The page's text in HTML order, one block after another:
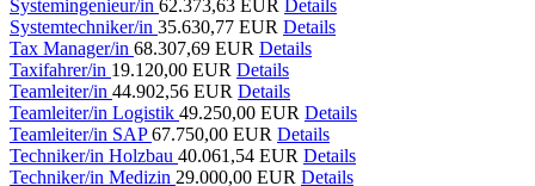
Systemingenieur/in 62.373,63 EUR Details
Systemtechniker/in 35.630,77 EUR Details
Tax Manager/in 68.307,69 EUR Details
Taxifahrer/in 19.120,00 EUR Details
Teamleiter/in 44.902,56 EUR Details
Teamleiter/in Logistik 49.250,00 EUR Details
Teamleiter/in SAP67.750,00 EUR Details
Techniker/in Holzbau 40.061,54 EUR Details
Techniker/in Medizin 29.000,00 EUR Details